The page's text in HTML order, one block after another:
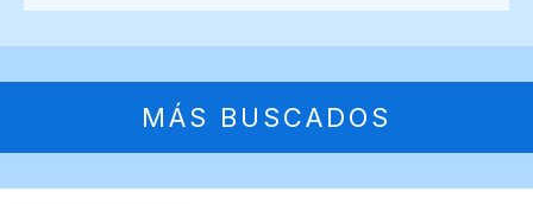
MÁS BUSCADOS